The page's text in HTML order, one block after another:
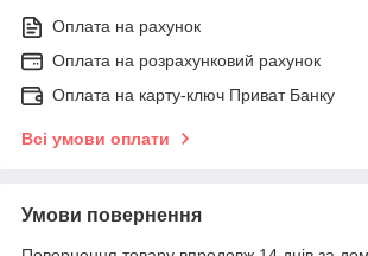
Оплата на рахунок
Оплата на розрахунковий рахунок
Оплата на карту-ключ Приват Банку
Всі умови оплати
Умови повернення